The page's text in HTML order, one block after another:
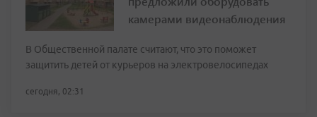
камерами видеонаблюдения
В Общественной палате считают, что это поможет
защитить детей от курьеров на электровелосипедах
сегодня, 02:31